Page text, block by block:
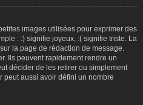
images utilisées pour exprimer des
: :) signifie joyeux, :( signifie triste. La
la page de rédaction de message.
Ils peuvent rapidement rendre un
décider de les retirer ou simplement
peut aussi avoir défini un nombre